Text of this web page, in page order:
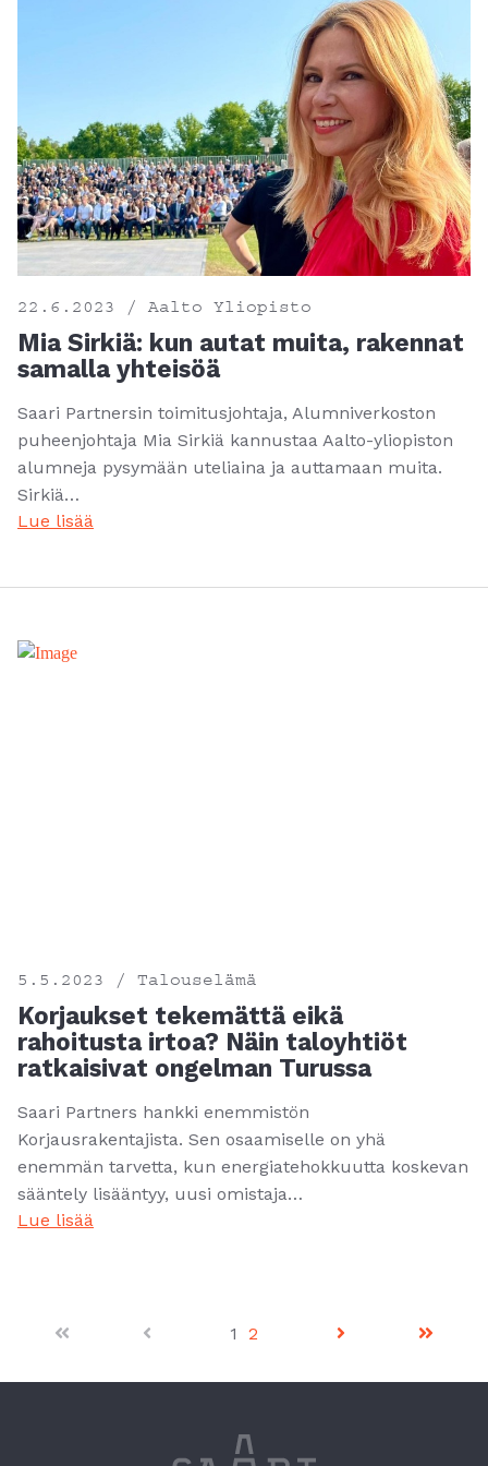
22.6.2023 / Aalto Yliopisto
Mia Sirkiä: kun autat muita, rakennat
samalla yhteisöä
Saari Partnersin toimitusjohtaja, Alumniverkoston
puheenjohtaja Mia Sirkiä kannustaa Aalto-yliopiston
alumneja pysymään uteliaina ja auttamaan muita.
Sirkiä…
Lue lisää
5.5.2023 / Talouselämä
Korjaukset tekemättä eikä
rahoitusta irtoa? Näin taloyhtiöt
ratkaisivat ongelman Turussa
Saari Partners hankki enemmistön
Korjausrakentajista. Sen osaamiselle on yhä
enemmän tarvetta, kun energiatehokkuutta koskevan
sääntely lisääntyy, uusi omistaja…
Lue lisää
1 2